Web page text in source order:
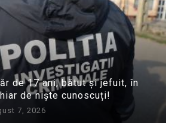
de 17 ani, bătut și jefuit, în
de niște cunoscuți!
7, 2026